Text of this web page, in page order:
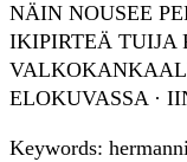
NÄIN NOUSEE
IKIPIRTEÄ TUIJA
ELOKUVASSA ·
Keywords: